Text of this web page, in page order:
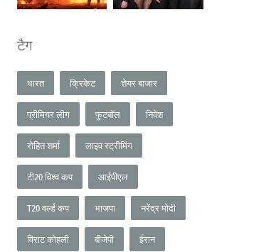
टैग
भारत क्रिकेट शेयर बाजार
प्रीमियर लीग फुटबॉल निवेश
रोहित शर्मा लाइव स्ट्रीमिंग
टी20 विश्व कप आईपीएल
T20 वर्ल्ड कप भाजपा नरेंद्र मोदी
विराट कोहली बीजेपी ईरान